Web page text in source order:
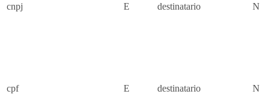
cnpj E destinatario N
cpf E destinatario N